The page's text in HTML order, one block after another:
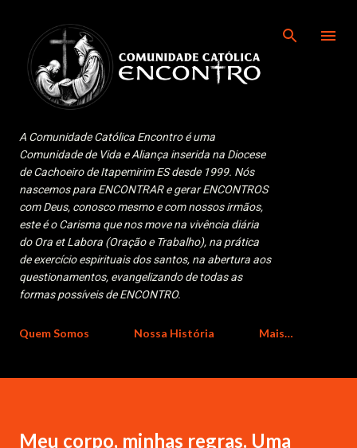
A Comunidade Católica Encontro é uma
Comunidade de Vida e Aliança inserida na Diocese
de Cachoeiro de Itapemirim ES desde 1999. Nós
nascemos para ENCONTRAR e gerar ENCONTROS
com Deus, conosco mesmo e com nossos irmãos,
este é o Carisma que nos move na vivência diária
do Ora et Labora (Oração e Trabalho), na prática
de exercício espirituais dos santos, na abertura aos
questionamentos, evangelizando de todas as
formas possíveis de ENCONTRO.
Quem Somos Nossa História Mais…
Meu corpo, minhas regras. Uma